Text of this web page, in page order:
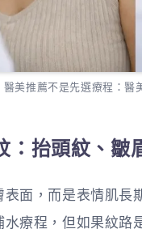
醫美推薦不是先選療程：醫
：抬頭紋、皺
面，而是表情肌長
療程，但如果紋